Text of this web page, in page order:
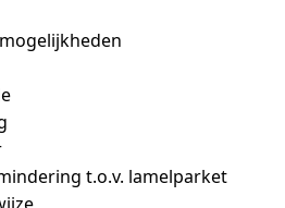
t.o.v. lamelparket